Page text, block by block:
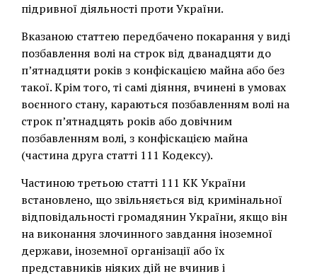
підривної діяльності проти України.
Вказаною статтею передбачено покарання у виді
позбавлення волі на строк від дванадцяти до
п’ятнадцяти років з конфіскацією майна або без
такої. Крім того, ті самі діяння, вчинені в умовах
воєнного стану, караються позбавленням волі на
строк п’ятнадцять років або довічним
позбавленням волі, з конфіскацією майна
(частина друга статті 111 Кодексу).
Частиною третьою статті 111 КК України
встановлено, що звільняється від кримінальної
відповідальності громадянин України, якщо він
на виконання злочинного завдання іноземної
держави, іноземної організації або їх
представників ніяких дій не вчинив і